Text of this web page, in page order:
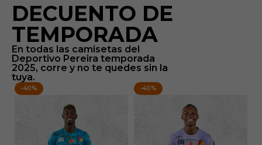
DECUENTO DE
TEMPORADA
En todas las camisetas del
Deportivo Pereira temporada
2025, corre y no te quedes sin la
tuya.
-40% -40%